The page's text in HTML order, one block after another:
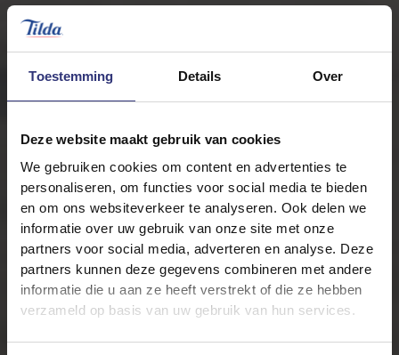
Toestemming Details Over
Deze website maakt gebruik van cookies
We gebruiken cookies om content en advertenties te
personaliseren, om functies voor social media te bieden
en om ons websiteverkeer te analyseren. Ook delen we
informatie over uw gebruik van onze site met onze
partners voor social media, adverteren en analyse. Deze
partners kunnen deze gegevens combineren met andere
informatie die u aan ze heeft verstrekt of die ze hebben
verzameld op basis van uw gebruik van hun services.